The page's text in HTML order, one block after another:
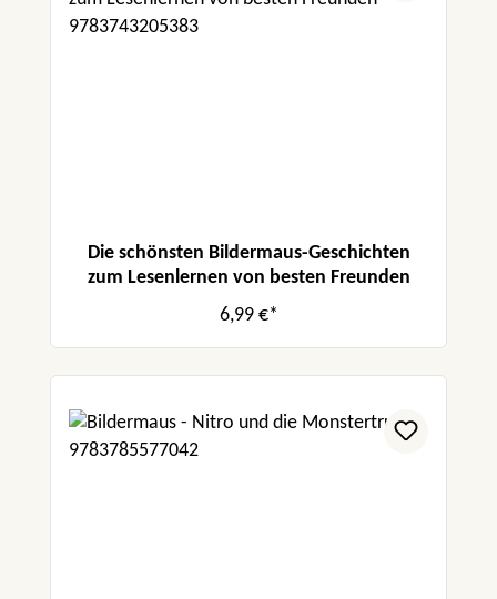
Die schönsten Bildermaus-Geschichten
zum Lesenlernen von besten Freunden
6,99 €*